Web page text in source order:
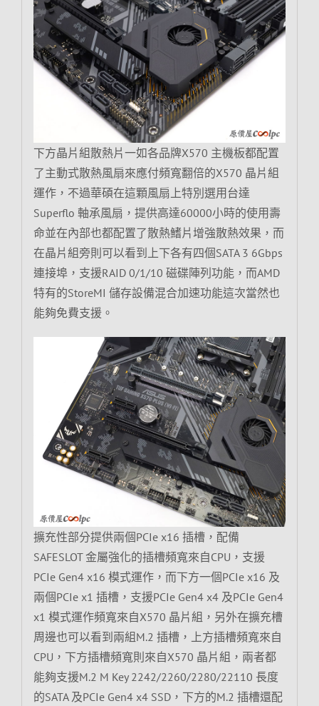
下方晶片組散熱片一如各品牌X570 主機板都配置
了主動式散熱風扇來應付頻寬翻倍的X570 晶片組
運作，不過華碩在這顆風扇上特別選用台達
Superflo 軸承風扇，提供高達60000小時的使用壽
命並在內部也都配置了散熱鰭片增強散熱效果，而
在晶片組旁則可以看到上下各有四個SATA 3 6Gbps
連接埠，支援RAID 0/1/10 磁碟陣列功能，而AMD
特有的StoreMI 儲存設備混合加速功能這次當然也
能夠免費支援。
擴充性部分提供兩個PCIe x16 插槽，配備
SAFESLOT 金屬強化的插槽頻寬來自CPU，支援
PCIe Gen4 x16 模式運作，而下方一個PCIe x16 及
兩個PCIe x1 插槽，支援PCIe Gen4 x4 及PCIe Gen4
x1 模式運作頻寬來自X570 晶片組，另外在擴充槽
周邊也可以看到兩組M.2 插槽，上方插槽頻寬來自
CPU，下方插槽頻寬則來自X570 晶片組，兩者都
能夠支援M.2 M Key 2242/2260/2280/22110 長度
的SATA 及PCIe Gen4 x4 SSD，下方的M.2 插槽還配